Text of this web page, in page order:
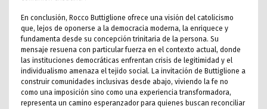
En conclusión, Rocco Buttiglione ofrece una visión del catolicismo
que, lejos de oponerse a la democracia moderna, la enriquece y
fundamenta desde su concepción trinitaria de la persona. Su
mensaje resuena con particular fuerza en el contexto actual, donde
las instituciones democráticas enfrentan crisis de legitimidad y el
individualismo amenaza el tejido social. La invitación de Buttiglione a
construir comunidades inclusivas desde abajo, viviendo la fe no
como una imposición sino como una experiencia transformadora,
representa un camino esperanzador para quienes buscan reconciliar